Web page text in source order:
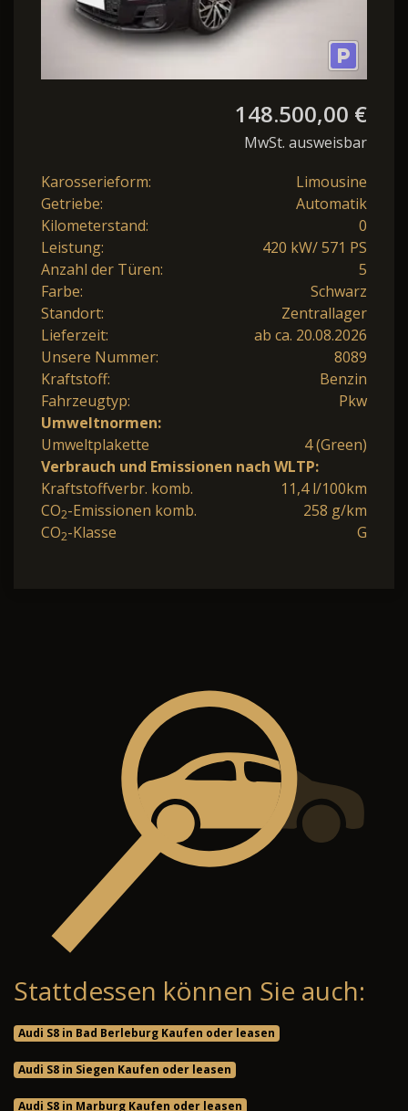
148.500,00 €
MwSt. ausweisbar
Karosserieform:
Limousine
Getriebe:
Automatik
Kilometerstand:
0
Leistung:
420 kW/ 571 PS
Anzahl der Türen:
5
Farbe:
Schwarz
Standort:
Zentrallager
Lieferzeit:
ab ca. 20.08.2026
Unsere Nummer:
8089
Kraftstoff:
Benzin
Fahrzeugtyp:
Pkw
Umweltnormen:
Umweltplakette
4 (Green)
Verbrauch und Emissionen nach WLTP:
Kraftstoffverbr. komb.
11,4 l/100km
CO2-Emissionen komb.
258 g/km
CO2-Klasse G
Stattdessen können Sie auch:
Audi S8 in Bad Berleburg Kaufen oder leasen
Audi S8 in Siegen Kaufen oder leasen
Audi S8 in Marburg Kaufen oder leasen